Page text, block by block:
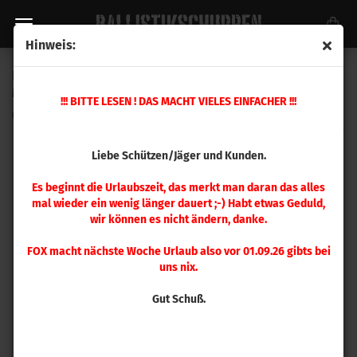
Hinweis:
!!! BITTE LESEN ! DAS MACHT VIELES EINFACHER !!!
Liebe Schützen/Jäger und Kunden.
Es beginnt die Urlaubszeit, das merkt man daran das alles
mal wieder ein wenig länger dauert ;-) Habt etwas Geduld,
wir können es nicht ändern, danke.
FOX macht nächste Woche Urlaub also vor 01.09.26 gibts bei
uns nix.
Gut Schuß.
Magnum